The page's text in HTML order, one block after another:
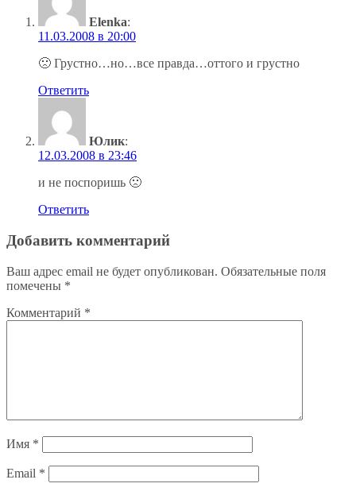
Elenka:
11.03.2008 в 20:00
🙁 Грустно…но…все правда…оттого и грустно
Ответить
Юлик:
12.03.2008 в 23:46
и не поспоришь 🙁
Ответить
Добавить комментарий
Ваш адрес email не будет опубликован. Обязательные поля
помечены *
Комментарий *
Имя *
Email *